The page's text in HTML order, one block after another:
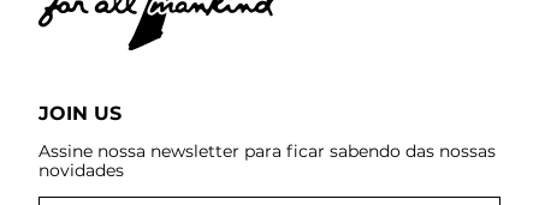
JOIN US
Assine nossa newsletter para ficar sabendo das nossas
novidades